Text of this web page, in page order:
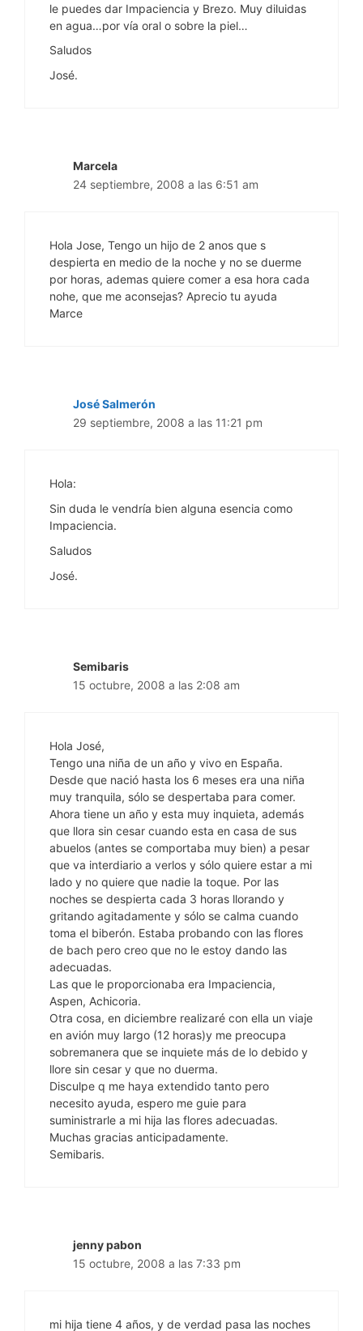
le puedes dar Impaciencia y Brezo. Muy diluidas
en agua…por vía oral o sobre la piel…
Saludos
José.
Marcela
24 septiembre, 2008 a las 6:51 am
Hola Jose, Tengo un hijo de 2 anos que s
despierta en medio de la noche y no se duerme
por horas, ademas quiere comer a esa hora cada
nohe, que me aconsejas? Aprecio tu ayuda
Marce
José Salmerón
29 septiembre, 2008 a las 11:21 pm
Hola:
Sin duda le vendría bien alguna esencia como
Impaciencia.
Saludos
José.
Semibaris
15 octubre, 2008 a las 2:08 am
Hola José,
Tengo una niña de un año y vivo en España.
Desde que nació hasta los 6 meses era una niña
muy tranquila, sólo se despertaba para comer.
Ahora tiene un año y esta muy inquieta, además
que llora sin cesar cuando esta en casa de sus
abuelos (antes se comportaba muy bien) a pesar
que va interdiario a verlos y sólo quiere estar a mi
lado y no quiere que nadie la toque. Por las
noches se despierta cada 3 horas llorando y
gritando agitadamente y sólo se calma cuando
toma el biberón. Estaba probando con las flores
de bach pero creo que no le estoy dando las
adecuadas.
Las que le proporcionaba era Impaciencia,
Aspen, Achicoria.
Otra cosa, en diciembre realizaré con ella un viaje
en avión muy largo (12 horas)y me preocupa
sobremanera que se inquiete más de lo debido y
llore sin cesar y que no duerma.
Disculpe q me haya extendido tanto pero
necesito ayuda, espero me guie para
suministrarle a mi hija las flores adecuadas.
Muchas gracias anticipadamente.
Semibaris.
jenny pabon
15 octubre, 2008 a las 7:33 pm
mi hija tiene 4 años, y de verdad pasa las noches